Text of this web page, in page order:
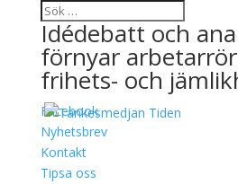
Idédebatt och
förnyar
frihets- och
Facebook
Nyhetsbrev
Kontakt
Tipsa oss
Allt större
rättvis